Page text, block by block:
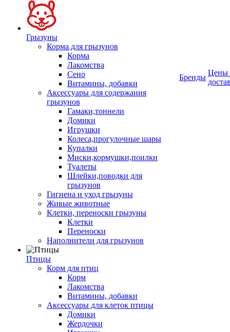
Грызуны
Корма для грызунов
Корма
Лакомства
Сено
Витамины, добавки
Аксессуары для содержания
грызунов
Гамаки,тоннели
Домики
Игрушки
Колеса,прогулочные шары
Купалки
Миски,кормушки,поилки
Туалеты
Шлейки,поводки для
грызунов
Гигиена и уход грызуны
Живые животные
Клетки, переноски грызуны
Клетки
Переноски
Наполнители для грызунов
Птицы
Корм для птиц
Корм
Лакомства
Витамины, добавки
Аксессуары для клеток птицы
Домики
Жердочки
Бренды
Цены